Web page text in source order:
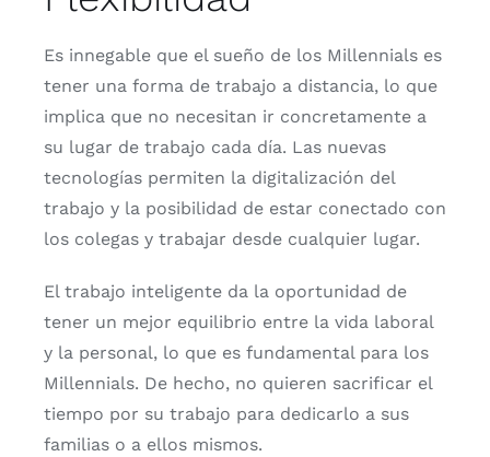
Es innegable que el sueño de los Millennials es
tener una forma de trabajo a distancia, lo que
implica que no necesitan ir concretamente a
su lugar de trabajo cada día. Las nuevas
tecnologías permiten la digitalización del
trabajo y la posibilidad de estar conectado con
los colegas y trabajar desde cualquier lugar.
El trabajo inteligente da la oportunidad de
tener un mejor equilibrio entre la vida laboral
y la personal, lo que es fundamental para los
Millennials. De hecho, no quieren sacrificar el
tiempo por su trabajo para dedicarlo a sus
familias o a ellos mismos.